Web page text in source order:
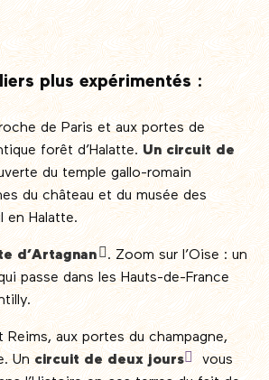
là où est née la race Henson, il
chevaucher dans les Dunes qui
picarde. Circuit sur 1 ou 2 jours. En
balades en Henson en Baie de
plus expérimentés :
de Paris et aux portes de
forêt d’Halatte.Un circuit de
du temple gallo-romain
du château et du musée des
en Halatte.
d’Artagnan
. Zoom sur l’Oise : un
passe dans les Hauts-de-France
Reims, aux portes du champagne,
Uncircuit de deux jours
vous